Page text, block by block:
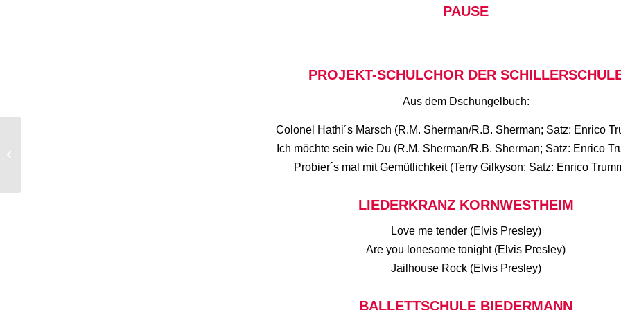
PAUSE
PROJEKT-SCHULCHOR DER
Aus dem Dschungelbuch:
Colonel Hathi´s Marsch (R.M. Sherman/R.B. Sherman; Satz: Enrico
Ich möchte sein wie Du (R.M. Sherman/R.B. Sherman; Satz: Enrico
Probier´s mal mit Gemütlichkeit (Terry Gilkyson; Satz: Enrico
LIEDERKRANZ KORNWESTHEIM
Love me tender (Elvis Presley)
Are you lonesome tonight (Elvis Presley)
Jailhouse Rock (Elvis Presley)
BALLETTSCHULE BIEDERMANN